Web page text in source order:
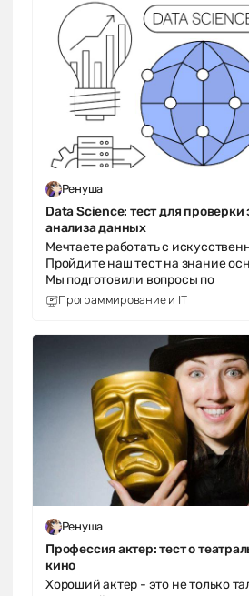
Ренуша
Data Science: тест для проверки
анализа данных
Мечтаете работать с
Пройдите наш тест на знание
Мы подготовили вопросы по
Программирование и IT
Ренуша
Профессия актер: тест о
кино
Хороший актер - это не только